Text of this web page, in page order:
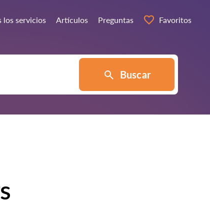
los servicios Artículos Preguntas Favoritos
Buscar